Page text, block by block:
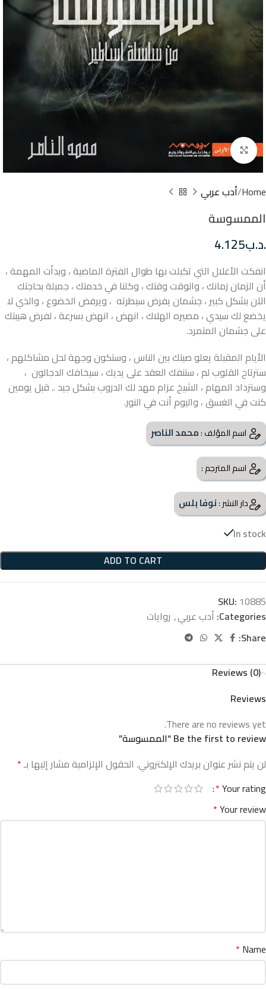
Click to enlarge
Home أدب عربي
الممسوسة
.د.ب4.125
انفكت الأغلال التي تكبلت بها طوال الفترة الماضية ، وبدأت المهمة ،
أن الزمان زمانك ، والوقت وقتك ، وكلنا في خدمتك ، جميلة بحاجتك
الآن بشكل كبير ، جشمان يفرض سيطرته ، ويرفض الخضوع ، والذي لا
يخضع لك سيدي ، مصيره الهلاك ، انهض ، انهض بسرعة ، لفرض هيبتك
على جشمان المتمرد.
الأيام المقبلة يعلو صيتك بين الناس ، وستكون وجهة لحل مشاكلهم ،
سترتاح القلوب لم ، ستنفك العقد على يديك ، سيخافك الدجالون ،
وستزداد المهام ، الشيخ عزام مهد لك الدروب بشكل جيد .. قبل يومين
كنت في الغسق ، واليوم أنت في النور.
اسم المؤلف :محمد الناصر
اسم المترجم :
دار النشر :نوفا بلس
In stock
ADD TO CART
SKU: 10885
Categories: أدب عربي, روايات
Share:
Reviews (0)
Reviews
There are no reviews yet.
Be the first to review “الممسوسة”
لن يتم نشر عنوان بريدك الإلكتروني. الحقول الإلزامية مشار إليها بـ*
Your rating
*
Your review
*
Name
*